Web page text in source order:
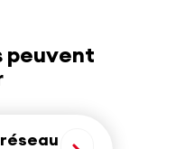
peuvent